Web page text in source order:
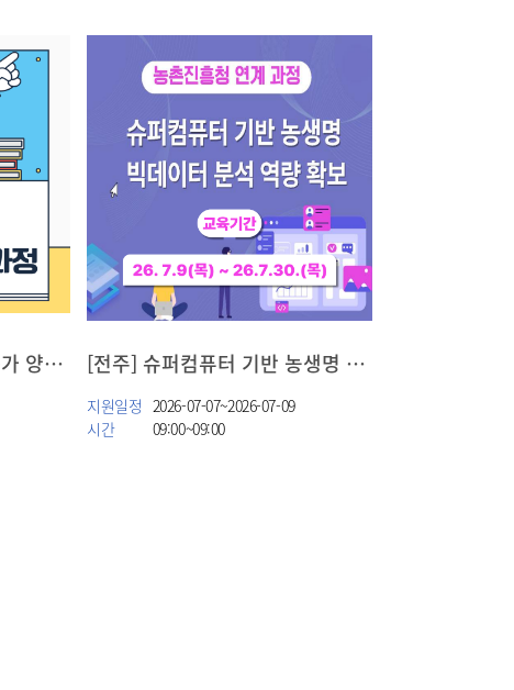
[광주] 데이터 분석 준전문가 양성 과정 [전주] 슈퍼컴퓨터 기반 농생명 빅데이터 분석 역량 확보[농촌진흥청 연계]
지원일정 2026-07-07~2026-07-09
시간
09:00~09:00